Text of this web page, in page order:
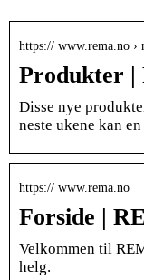
https:// www.rema.no ›
Produkter |
Disse nye
neste ukene kan
https:// www.rema.no
Forside |
Velkommen til
helg.